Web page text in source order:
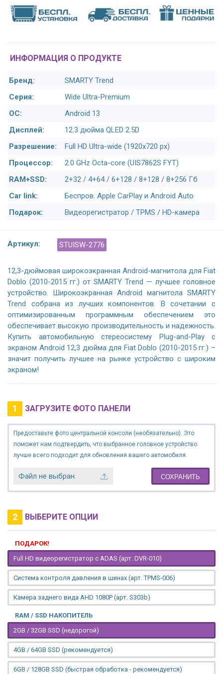
ИНФОРМАЦИЯ О ПРОДУКТЕ
Бренд:
SMARTY Trend
Серия:
Wide Ultra-Premium
ОС:
Android 13
Дисплей:
12.3 дюйма QLED 2.5D
Разрешение:
Full HD Ultra-wide (1920x720 px)
Процессор:
2.0 GHz Octa-core (UIS7862S FYT)
RAM+SSD:
2+32 / 4+64 / 6+128 / 8+128 / 8+256 Гб
Car link:
Беспров. Apple CarPlay и Android Auto
Подарок:
Видеорегистратор / TPMS / HD-камера
Артикул: STUISW-2776
12,3-дюймовая широкоэкранная Android-магнитола для Fiat
Doblo (2010-2015 гг.) от SMARTY Trend — лучшее головное
устройство. Широкоэкранная Android магнитола SMARTY
Trend собрана из лучших компонентов. В сочетании с
оптимизированным программным обеспечением это
обеспечивает высокую производительность и надежность.
Купить автомобильную стереосистему Plug-and-Play с
экраном Android 12,3 дюйма для Fiat Doblo (2010-2015 гг.) –
значит получить лучшее на рынке устройство с широким
экраном!
1 ЗАГРУЗИТЕ ФОТО ПАНЕЛИ
Предоставьте фото центральной консоли (необязательно). Это
поможет нам подтвердить, что выбранное головное устройство
лучше всего подходит для обновления вашего автомобиля.
Файл не выбран СОХРАНИТЬ
2 ВЫБЕРИТЕ ОПЦИИ
ПОДАРОК!
Full HD видеорегистратор с ADAS (арт. DVR-010)
Система контроля давления в шинах (арт. TPMS-006)
Камера заднего вида AHD 1080P (арт. S303b)
RAM / SSD НАКОПИТЕЛЬ
2GB / 32GB SSD (недорогой)
4GB / 64GB SSD (рекомендуется)
6GB / 128GB SSD (быстрая обработка - рекомендуется)